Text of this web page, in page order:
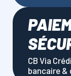
CB Via
bancaire &